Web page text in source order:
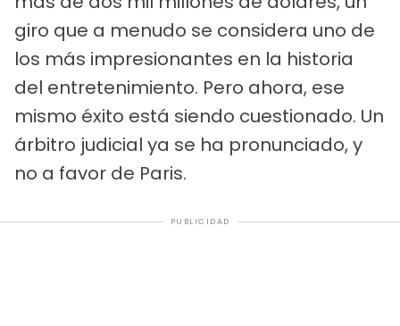
giro que a menudo se considera uno de
los más impresionantes en la historia
del entretenimiento. Pero ahora, ese
mismo éxito está siendo cuestionado. Un
árbitro judicial ya se ha pronunciado, y
no a favor de Paris.
PUBLICIDAD